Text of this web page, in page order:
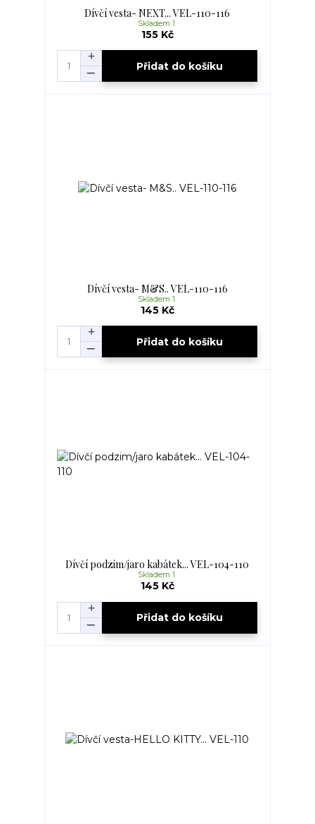
Dívčí vesta- NEXT... VEL-110-116
155 Kč
Skladem 1
Přidat do košíku
Dívčí vesta- M&S.. VEL-110-116
145 Kč
Skladem 1
Přidat do košíku
Dívčí podzim/jaro kabátek... VEL-104-110
145 Kč
Skladem 1
Přidat do košíku